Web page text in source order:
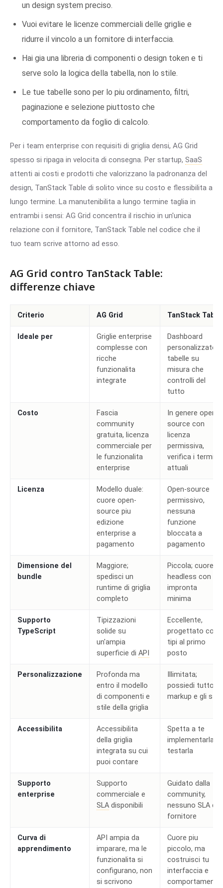
un design system preciso.
Vuoi evitare le licenze commerciali delle griglie e
ridurre il vincolo a un fornitore di interfaccia.
Hai gia una libreria di componenti o design token e ti
serve solo la logica della tabella, non lo stile.
Le tue tabelle sono per lo piu ordinamento, filtri,
paginazione e selezione piuttosto che
comportamento da foglio di calcolo.
Per i team enterprise con requisiti di griglia densi, AG Grid
spesso si ripaga in velocita di consegna. Per startup, SaaS
attenti ai costi e prodotti che valorizzano la padronanza del
design, TanStack Table di solito vince su costo e flessibilita a
lungo termine. La manutenibilita a lungo termine taglia in
entrambi i sensi: AG Grid concentra il rischio in un'unica
relazione con il fornitore, TanStack Table nel codice che il
tuo team scrive attorno ad esso.
AG Grid contro TanStack Table:
differenze chiave
Criterio AG Grid TanStack Table
Ideale per
Griglie enterprise
complesse con
ricche
funzionalita
integrate
Dashboard
personalizzate e
tabelle su
misura che
controlli del
tutto
Costo
Fascia
community
gratuita, licenza
commerciale per
le funzionalita
enterprise
In genere open-
source con
licenza
permissiva,
verifica i termini
attuali
Licenza
Modello duale:
cuore open-
source piu
edizione
enterprise a
pagamento
Open-source
permissivo,
nessuna
funzione
bloccata a
pagamento
Dimensione del
bundle
Maggiore;
spedisci un
runtime di griglia
completo
Piccola; cuore
headless con
impronta
minima
Supporto
TypeScript
Tipizzazioni
solide su
un'ampia
superficie di API
Eccellente,
progettato con i
tipi al primo
posto
Personalizzazione
Profonda ma
entro il modello
di componenti e
stile della griglia
Illimitata;
possiedi tutto il
markup e gli stili
Accessibilita
Accessibilita
della griglia
integrata su cui
puoi contare
Spetta a te
implementarla e
testarla
Supporto
enterprise
Supporto
commerciale e
SLA disponibili
Guidato dalla
community,
nessuno SLA del
fornitore
Curva di
apprendimento
API ampia da
imparare, ma le
funzionalita si
configurano, non
si scrivono
Cuore piu
piccolo, ma
costruisci tu
interfaccia e
comportamento